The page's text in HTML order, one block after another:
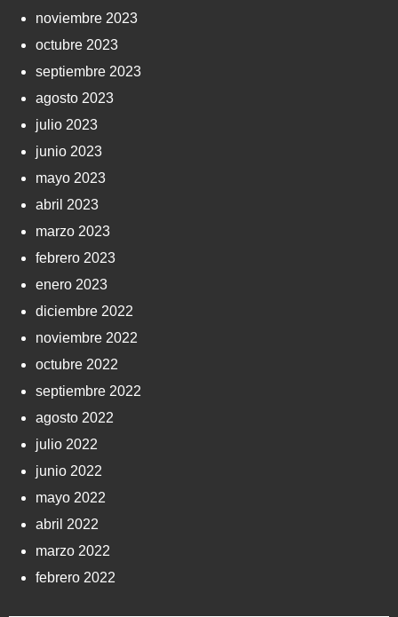
noviembre 2023
octubre 2023
septiembre 2023
agosto 2023
julio 2023
junio 2023
mayo 2023
abril 2023
marzo 2023
febrero 2023
enero 2023
diciembre 2022
noviembre 2022
octubre 2022
septiembre 2022
agosto 2022
julio 2022
junio 2022
mayo 2022
abril 2022
marzo 2022
febrero 2022